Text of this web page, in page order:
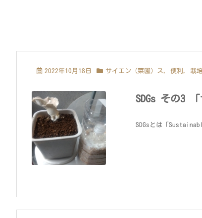
2022年10月18日 サイエン（菜園）ス, 便利 , 栽
SDGs その3
SDGsとは「